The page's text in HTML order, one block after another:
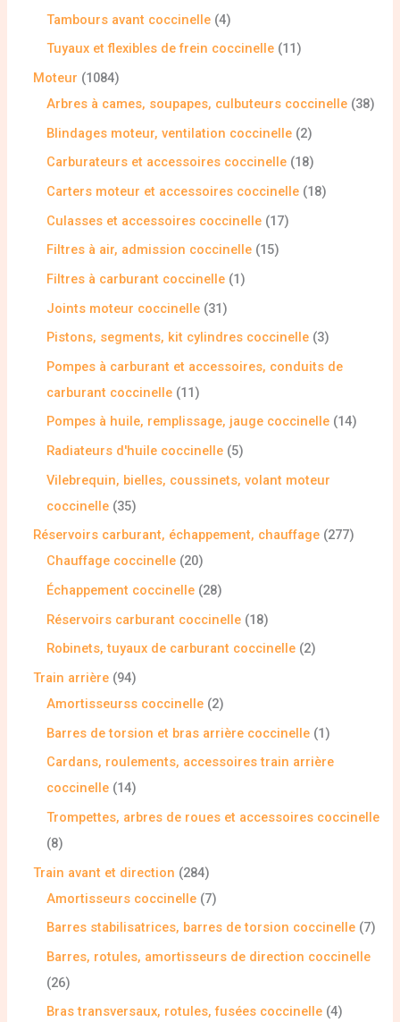
Tambours avant coccinelle 4
Tuyaux et flexibles de frein coccinelle 11
Moteur
1084
Arbres à cames, soupapes, culbuteurs coccinelle 38
Blindages moteur, ventilation coccinelle 2
Carburateurs et accessoires coccinelle 18
Carters moteur et accessoires coccinelle 18
Culasses et accessoires coccinelle 17
Filtres à air, admission coccinelle 15
Filtres à carburant coccinelle 1
Joints moteur coccinelle 31
Pistons, segments, kit cylindres coccinelle 3
Pompes à carburant et accessoires, conduits de
carburant coccinelle 11
Pompes à huile, remplissage, jauge coccinelle 14
Radiateurs d'huile coccinelle 5
Vilebrequin, bielles, coussinets, volant moteur
coccinelle 35
Réservoirs carburant, échappement, chauffage 277
Chauffage coccinelle 20
Échappement coccinelle 28
Réservoirs carburant coccinelle 18
Robinets, tuyaux de carburant coccinelle 2
Train arrière 94
Amortisseurss coccinelle 2
Barres de torsion et bras arrière coccinelle 1
Cardans, roulements, accessoires train arrière
coccinelle 14
Trompettes, arbres de roues et accessoires coccinelle
8
Train avant et direction
284
Amortisseurs coccinelle 7
Barres stabilisatrices, barres de torsion coccinelle 7
Barres, rotules, amortisseurs de direction coccinelle
26
Bras transversaux, rotules, fusées coccinelle 4